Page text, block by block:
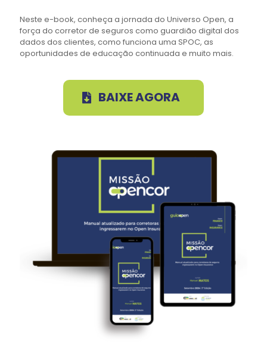
Neste e-book, conheça a jornada do Universo Open, a
força do corretor de seguros como guardião digital dos
dados dos clientes, como funciona uma SPOC, as
oportunidades de educação continuada e muito mais.
BAIXE AGORA